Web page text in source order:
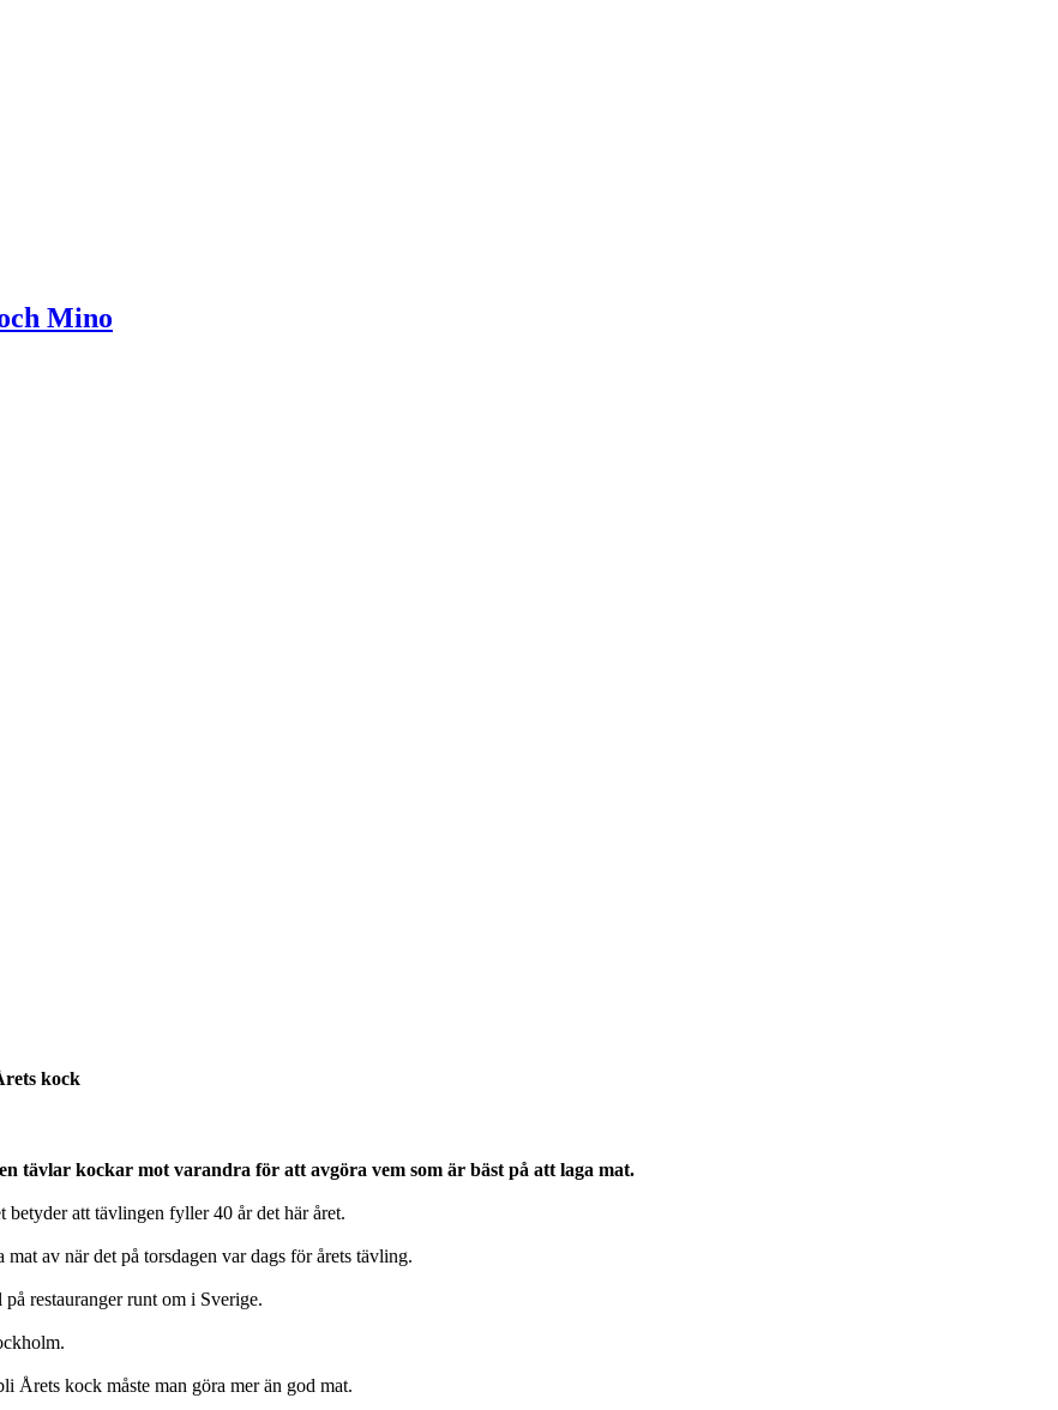
kock
tävlar kockar mot varandra för att avgöra vem som är bäst på att laga mat.
att tävlingen fyller 40 år det här året.
av när det på torsdagen var dags för årets tävling.
restauranger runt om i Sverige.
Årets kock måste man göra mer än god mat.